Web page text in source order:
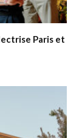
Paris et